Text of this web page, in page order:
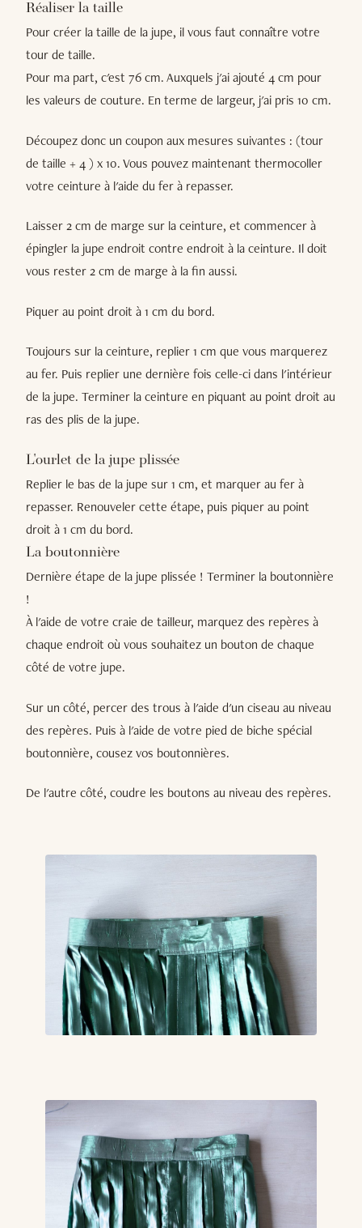
Réaliser la taille
Pour créer la taille de la jupe, il vous faut connaître votre
tour de taille.
Pour ma part, c'est 76 cm. Auxquels j'ai ajouté 4 cm pour
les valeurs de couture. En terme de largeur, j'ai pris 10 cm.
Découpez donc un coupon aux mesures suivantes : (tour
de taille + 4 ) x 10. Vous pouvez maintenant thermocoller
votre ceinture à l'aide du fer à repasser.
Laisser 2 cm de marge sur la ceinture, et commencer à
épingler la jupe endroit contre endroit à la ceinture. Il doit
vous rester 2 cm de marge à la fin aussi.
Piquer au point droit à 1 cm du bord.
Toujours sur la ceinture, replier 1 cm que vous marquerez
au fer. Puis replier une dernière fois celle-ci dans l'intérieur
de la jupe. Terminer la ceinture en piquant au point droit au
ras des plis de la jupe.
L'ourlet de la jupe plissée
Replier le bas de la jupe sur 1 cm, et marquer au fer à
repasser. Renouveler cette étape, puis piquer au point
droit à 1 cm du bord.
La boutonnière
Dernière étape de la jupe plissée ! Terminer la boutonnière
!
À l'aide de votre craie de tailleur, marquez des repères à
chaque endroit où vous souhaitez un bouton de chaque
côté de votre jupe.
Sur un côté, percer des trous à l'aide d'un ciseau au niveau
des repères. Puis à l'aide de votre pied de biche spécial
boutonnière, cousez vos boutonnières.
De l'autre côté, coudre les boutons au niveau des repères.